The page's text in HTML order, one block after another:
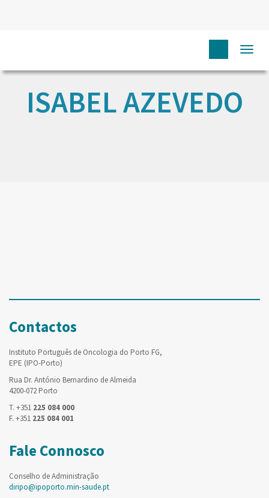
ISABEL AZEVEDO
Contactos
Instituto Português de Oncologia do Porto FG,
EPE (IPO-Porto)
Rua Dr. António Bernardino de Almeida
4200-072 Porto
T. +351 225 084 000
F. +351 225 084 001
Fale Connosco
Conselho de Administração
diripo@ipoporto.min-saude.pt